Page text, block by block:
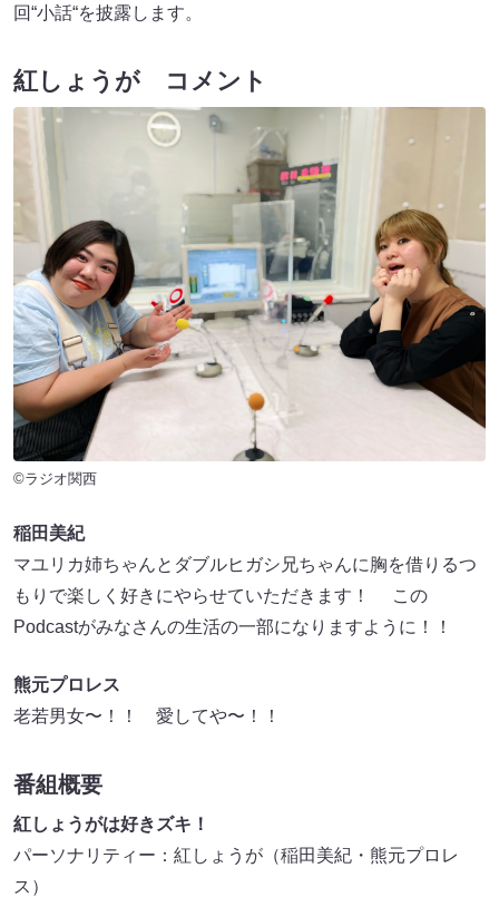
回“小話“を披露します。
紅しょうが コメント
©ラジオ関西
稲田美紀
マユリカ姉ちゃんとダブルヒガシ兄ちゃんに胸を借りるつ
もりで楽しく好きにやらせていただきます！ この
Podcastがみなさんの生活の一部になりますように！！
熊元プロレス
老若男女〜！！ 愛してや〜！！
番組概要
紅しょうがは好きズキ！
パーソナリティー：紅しょうが（稲田美紀・熊元プロレ
ス）